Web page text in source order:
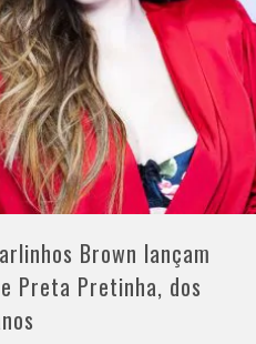
Brown lançam
Preta Pretinha, dos